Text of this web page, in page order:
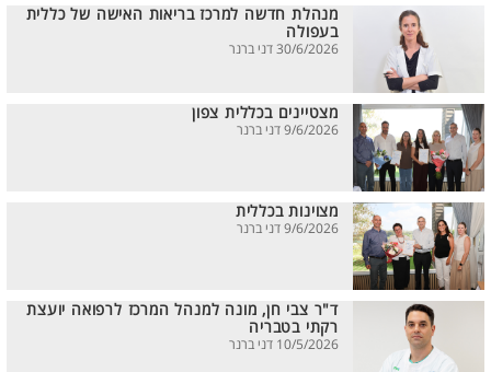
מנהלת חדשה למרכז בריאות האישה של כללית
בעפולה
30/6/2026 דני ברנר
מצטיינים בכללית צפון
9/6/2026 דני ברנר
מצוינות בכללית
9/6/2026 דני ברנר
ד"ר צבי חן, מונה למנהל המרכז לרפואה יועצת
רקתי בטבריה
10/5/2026 דני ברנר